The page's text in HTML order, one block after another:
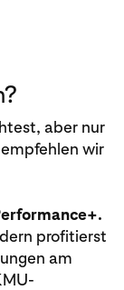
aber nur
wir
profitierst
am